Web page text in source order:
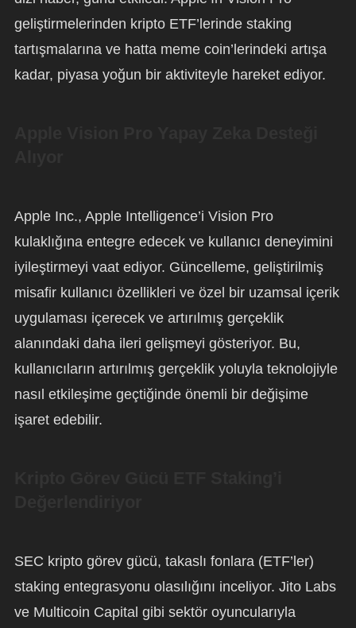
geliştirmelerinden kripto ETF’lerinde staking
tartışmalarına ve hatta meme coin’lerindeki artışa
kadar, piyasa yoğun bir aktiviteyle hareket ediyor.
Apple Inc., Apple Intelligence’i Vision Pro
kulaklığına entegre edecek ve kullanıcı deneyimini
iyileştirmeyi vaat ediyor. Güncelleme, geliştirilmiş
misafir kullanıcı özellikleri ve özel bir uzamsal içerik
uygulaması içerecek ve artırılmış gerçeklik
alanındaki daha ileri gelişmeyi gösteriyor. Bu,
kullanıcıların artırılmış gerçeklik yoluyla teknolojiyle
nasıl etkileşime geçtiğinde önemli bir değişime
işaret edebilir.
SEC kripto görev gücü, takaslı fonlara (ETF’ler)
staking entegrasyonu olasılığını inceliyor. Jito Labs
ve Multicoin Capital gibi sektör oyuncularıyla